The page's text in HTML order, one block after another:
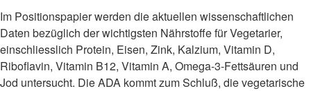
Im Positionspapier werden die aktuellen wissenschaftlichen
Daten bezüglich der wichtigsten Nährstoffe für Vegetarier,
einschliesslich Protein, Eisen, Zink, Kalzium, Vitamin D,
Riboflavin, Vitamin B12, Vitamin A, Omega-3-Fettsäuren und
Jod untersucht. Die ADA kommt zum Schluß, die vegetarische